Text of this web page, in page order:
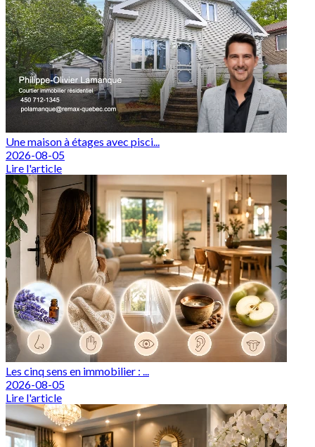
Une maison à étages avec pisci...
2026-08-05
Lire l'article
Les cinq sens en immobilier : ...
2026-08-05
Lire l'article